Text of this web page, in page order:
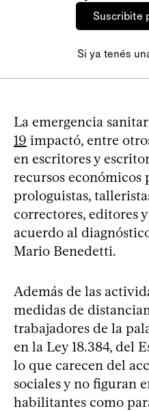
Suscribite
Si ya tenés
La emergencia
19 impactó, entre
en escritores y
recursos económicos
prologuistas,
correctores, editores
acuerdo al
Mario Benedetti.
Además de las
medidas de
trabajadores de la
en la Ley 18.384, del
lo que carecen del
sociales y no figuran
habilitantes como